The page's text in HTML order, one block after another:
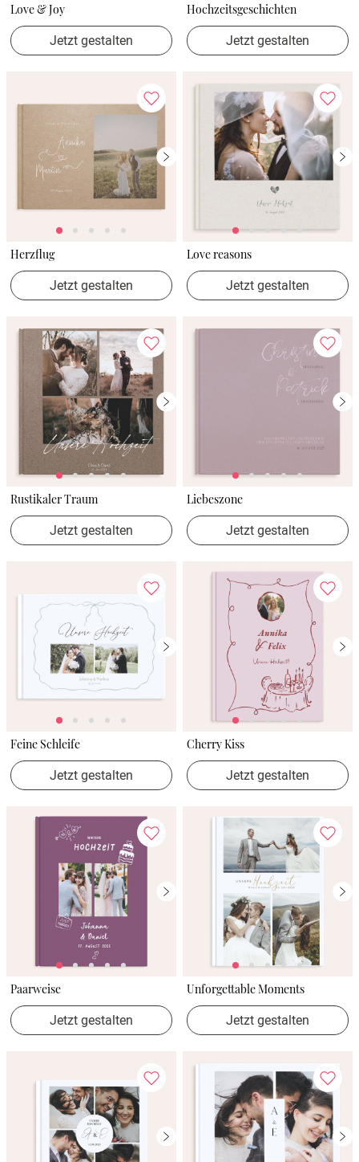
Love & Joy
Jetzt gestalten
Hochzeitsgeschichten
Jetzt gestalten
Herzflug
Jetzt gestalten
Love reasons
Jetzt gestalten
Rustikaler Traum
Jetzt gestalten
Liebeszone
Jetzt gestalten
Feine Schleife
Jetzt gestalten
Cherry Kiss
Jetzt gestalten
Paarweise
Jetzt gestalten
Unforgettable Moments
Jetzt gestalten